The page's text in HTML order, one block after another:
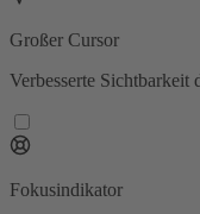
Großer Cursor
Verbesserte Sichtbarkeit
Fokusindikator